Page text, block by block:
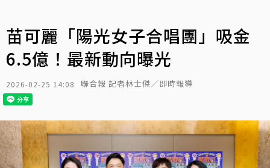
苗可麗「陽光女子合唱團」吸金
6.5億！最新動向曝光
2026-02-25 14:08 聯合報 記者林士傑／即時報導